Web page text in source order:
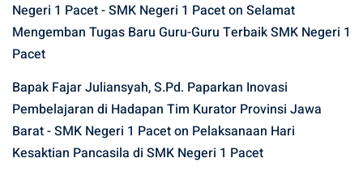
Negeri 1 Pacet - SMK Negeri 1 Paceton Selamat
Mengemban Tugas Baru Guru-Guru Terbaik SMK Negeri 1
Pacet
Bapak Fajar Juliansyah, S.Pd. Paparkan Inovasi
Pembelajaran di Hadapan Tim Kurator Provinsi Jawa
Barat - SMK Negeri 1 Paceton Pelaksanaan Hari
Kesaktian Pancasila di SMK Negeri 1 Pacet